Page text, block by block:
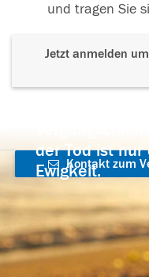
und tragen Sie
Jetzt anmelden
der Tod ist nur
Ewigkeit.
Kontakt zum
aufnehmen